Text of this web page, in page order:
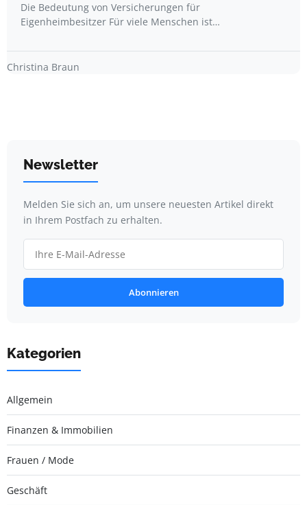
Die Bedeutung von Versicherungen für
Eigenheimbesitzer Für viele Menschen ist…
Christina Braun
Newsletter
Melden Sie sich an, um unsere neuesten Artikel direkt
in Ihrem Postfach zu erhalten.
Abonnieren
Kategorien
Allgemein
Finanzen & Immobilien
Frauen / Mode
Geschäft